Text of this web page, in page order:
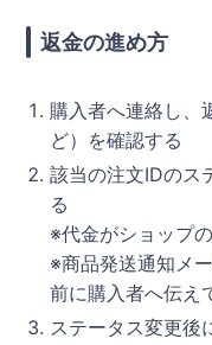
返金の進め方
購入者へ連絡し、
ど）を確認する
該当の注文IDのス
る
※代金がショップ
※商品発送通知メ
前に購入者へ伝え
ステータス変更後